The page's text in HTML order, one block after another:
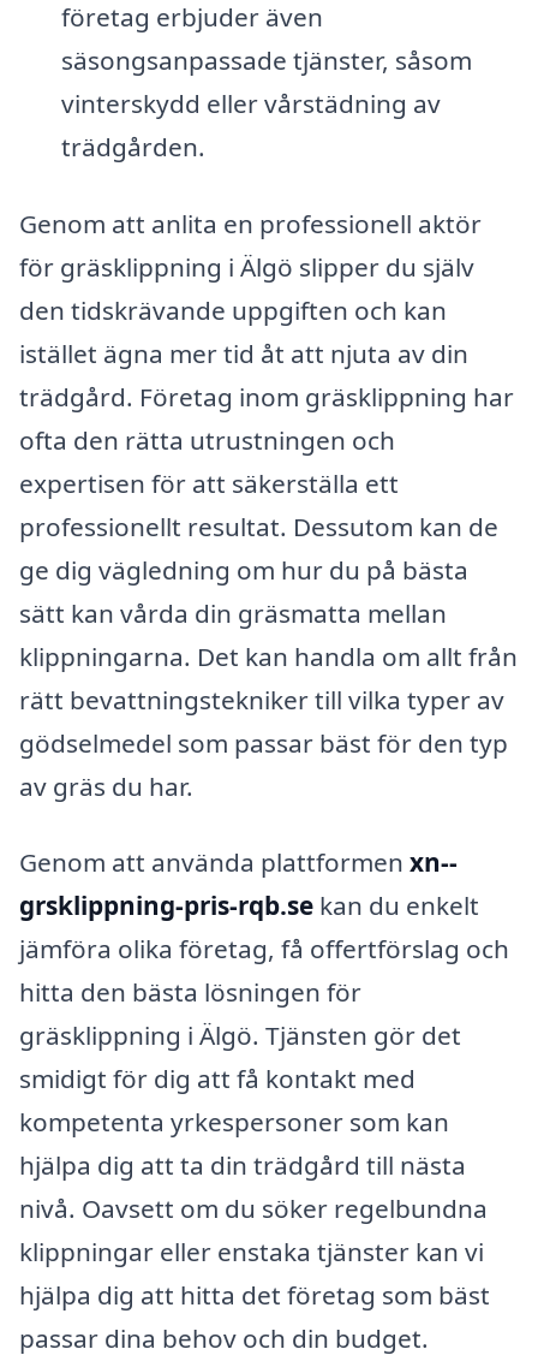
företag erbjuder även
säsongsanpassade tjänster, såsom
vinterskydd eller vårstädning av
trädgården.
Genom att anlita en professionell aktör
för gräsklippning i Älgö slipper du själv
den tidskrävande uppgiften och kan
istället ägna mer tid åt att njuta av din
trädgård. Företag inom gräsklippning har
ofta den rätta utrustningen och
expertisen för att säkerställa ett
professionellt resultat. Dessutom kan de
ge dig vägledning om hur du på bästa
sätt kan vårda din gräsmatta mellan
klippningarna. Det kan handla om allt från
rätt bevattningstekniker till vilka typer av
gödselmedel som passar bäst för den typ
av gräs du har.
Genom att använda plattformen xn--
grsklippning-pris-rqb.se kan du enkelt
jämföra olika företag, få offertförslag och
hitta den bästa lösningen för
gräsklippning i Älgö. Tjänsten gör det
smidigt för dig att få kontakt med
kompetenta yrkespersoner som kan
hjälpa dig att ta din trädgård till nästa
nivå. Oavsett om du söker regelbundna
klippningar eller enstaka tjänster kan vi
hjälpa dig att hitta det företag som bäst
passar dina behov och din budget.